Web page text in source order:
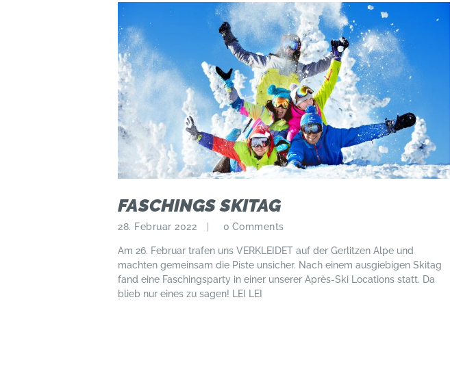
FASCHINGS SKITAG
28. Februar 2022 0 Comments
Am 26. Februar trafen uns VERKLEIDET auf der Gerlitzen Alpe und
machten gemeinsam die Piste unsicher. Nach einem ausgiebigen Skitag
fand eine Faschingsparty in einer unserer Après-Ski Locations statt. Da
blieb nur eines zu sagen! LEI LEI